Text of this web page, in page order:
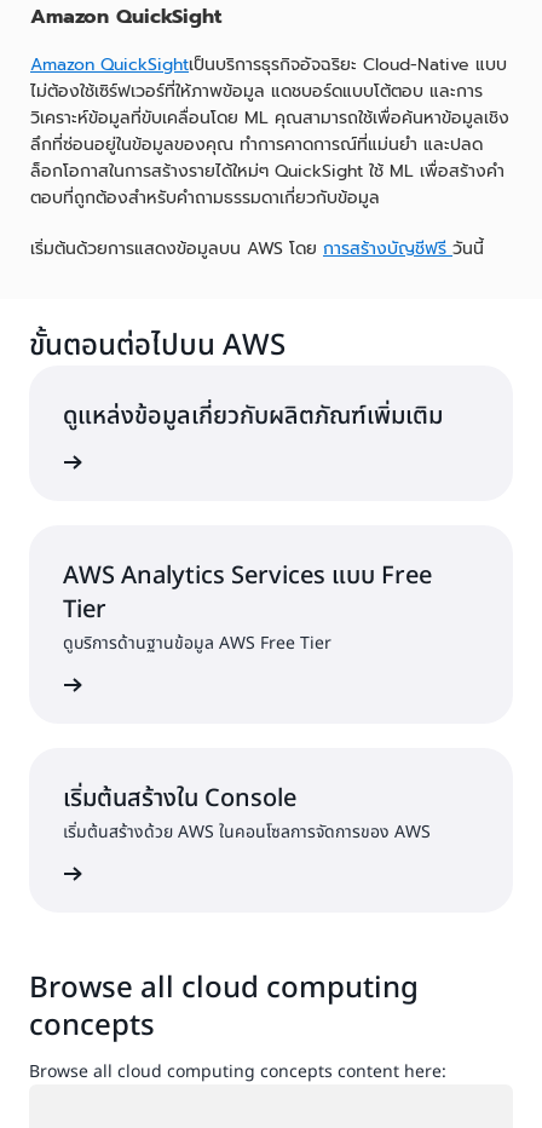
Amazon QuickSight
Amazon QuickSightเป็นบริการธุรกิจอัจฉริยะ Cloud-Native แบบ
ไม่ต้องใช้เซิร์ฟเวอร์ที่ให้ภาพข้อมูล แดชบอร์ดแบบโต้ตอบ และการ
วิเคราะห์ข้อมูลที่ขับเคลื่อนโดย ML คุณสามารถใช้เพื่อค้นหาข้อมูลเชิง
ลึกที่ซ่อนอยู่ในข้อมูลของคุณ ทำการคาดการณ์ที่แม่นยำ และปลด
ล็อกโอกาสในการสร้างรายได้ใหม่ๆ QuickSight ใช้ ML เพื่อสร้างคำ
ตอบที่ถูกต้องสำหรับคำถามธรรมดาเกี่ยวกับข้อมูล
เริ่มต้นด้วยการแสดงข้อมูลบน AWS โดย การสร้างบัญชีฟรีวันนี้
ขั้นตอนต่อไปบน AWS
ดูแหล่งข้อมูลเกี่ยวกับผลิตภัณฑ์เพิ่มเติม
AWS Analytics Services แบบ Free
Tier
ดูบริการด้านฐานข้อมูล AWS Free Tier
เริ่มต้นสร้างใน Console
เริ่มต้นสร้างด้วย AWS ในคอนโซลการจัดการของ AWS
Browse all cloud computing
concepts
Browse all cloud computing concepts content here: